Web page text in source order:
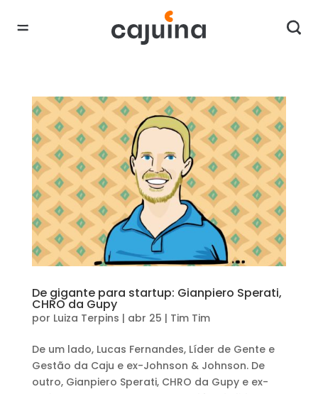
De gigante para startup: Gianpiero Sperati,
CHRO da Gupy
por Luiza Terpins | abr 25 | Tim Tim
De um lado, Lucas Fernandes, Líder de Gente e
Gestão da Caju e ex-Johnson & Johnson. De
outro, Gianpiero Sperati, CHRO da Gupy e ex-